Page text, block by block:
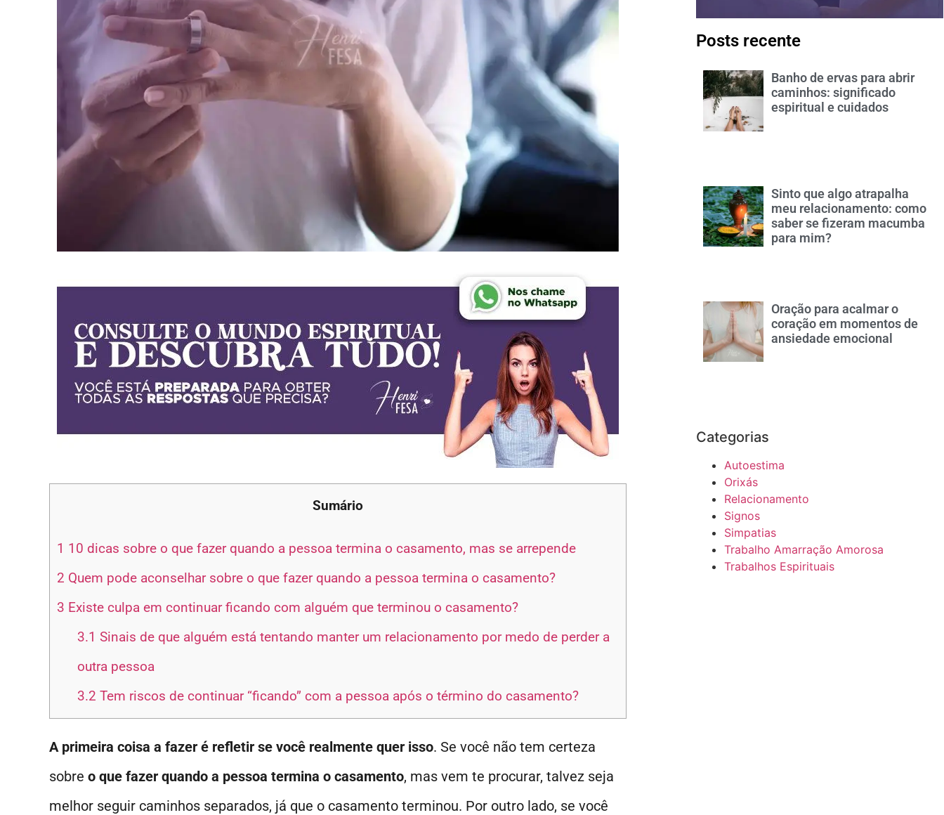
Sumário
1 10 dicas sobre o que fazer quando a pessoa termina o casamento, mas se arrepende
2 Quem pode aconselhar sobre o que fazer quando a pessoa termina o casamento?
3 Existe culpa em continuar ficando com alguém que terminou o casamento?
3.1 Sinais de que alguém está tentando manter um relacionamento por medo de perder a
outra pessoa
3.2 Tem riscos de continuar “ficando” com a pessoa após o término do casamento?
A primeira coisa a fazer é refletir se você realmente quer isso. Se você não tem certeza
sobre o que fazer quando a pessoa termina o casamento, mas vem te procurar, talvez seja
melhor seguir caminhos separados, já que o casamento terminou. Por outro lado, se você
Posts recente
Banho de ervas para abrir
caminhos: significado
espiritual e cuidados
Sinto que algo atrapalha
meu relacionamento: como
saber se fizeram macumba
para mim?
Oração para acalmar o
coração em momentos de
ansiedade emocional
Categorias
Autoestima
Orixás
Relacionamento
Signos
Simpatias
Trabalho Amarração Amorosa
Trabalhos Espirituais